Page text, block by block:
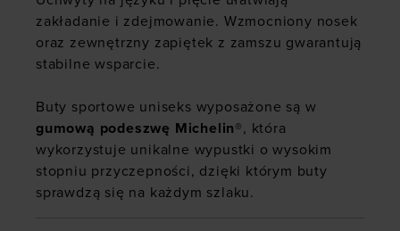
zakładanie i zdejmowanie. Wzmocniony nosek
oraz zewnętrzny zapiętek z zamszu gwarantują
stabilne wsparcie.
Buty sportowe uniseks wyposażone są w
gumową podeszwę Michelin®, która
wykorzystuje unikalne wypustki o wysokim
stopniu przyczepności, dzięki którym buty
sprawdzą się na każdym szlaku.